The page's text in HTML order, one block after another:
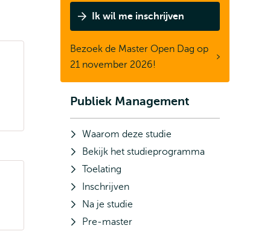
Publiek
Management
Ik wil me inschrijven
Bezoek de Master Open Dag op
21 november 2026!
Subnavigatie
Publiek Management
Waarom deze studie
Bekijk het studieprogramma
Toelating
Inschrijven
Na je studie
Pre-master